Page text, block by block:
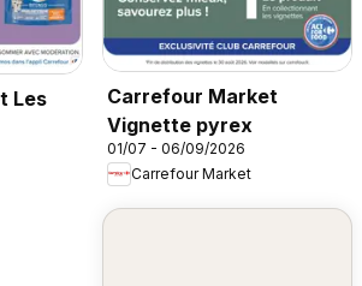
Les
Carrefour Market
Vignette pyrex
01/07 - 06/09/2026
Carrefour Market